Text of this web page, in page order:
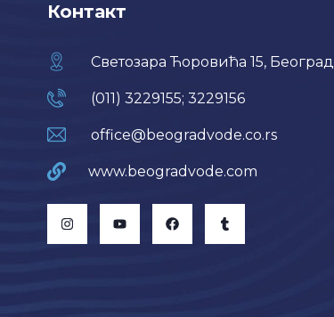
Контакт
Светозара Ћоровића 15, Београд
(011) 3229155; 3229156
office@beogradvode.co.rs
www.beogradvode.com